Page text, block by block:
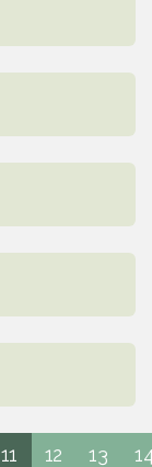
11 12 13